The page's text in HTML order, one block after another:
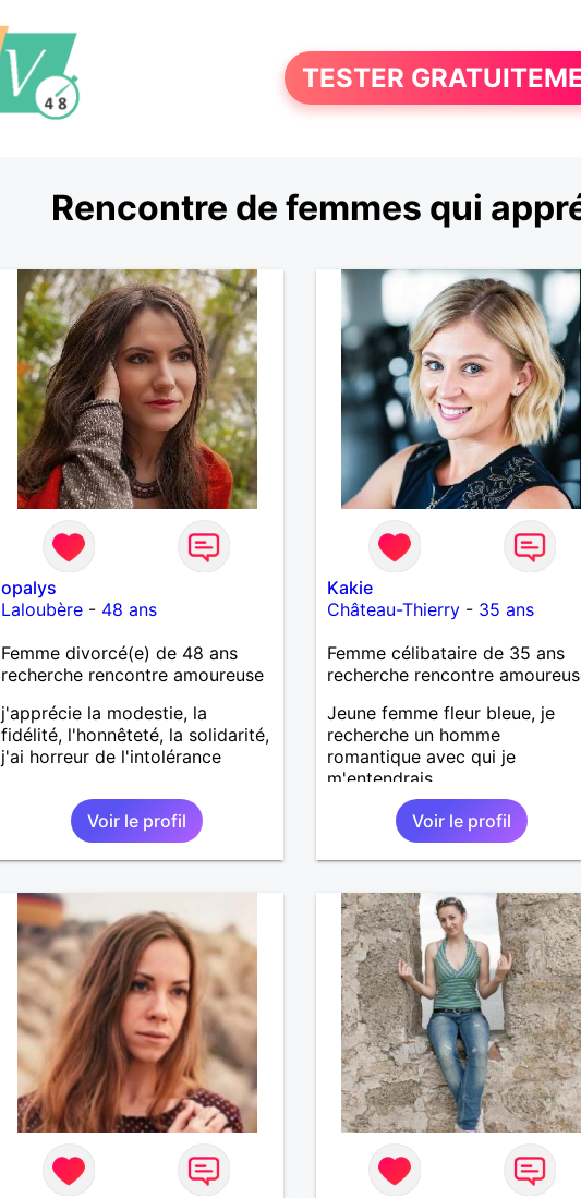
TESTER
Rencontre de femmes qui
opalys
Laloubère- 48 ans
Femme divorcé(e) de 48 ans
recherche rencontre amoureuse
j'apprécie la modestie, la
fidélité, l'honnêteté, la solidarité,
j'ai horreur de l'intolérance
Voir le profil
Kakie
Château-Thierry- 35 ans
Femme célibataire de 35 ans
recherche rencontre
Jeune femme fleur bleue, je
recherche un homme
romantique avec qui je
m'entendrais.
Voir le profil